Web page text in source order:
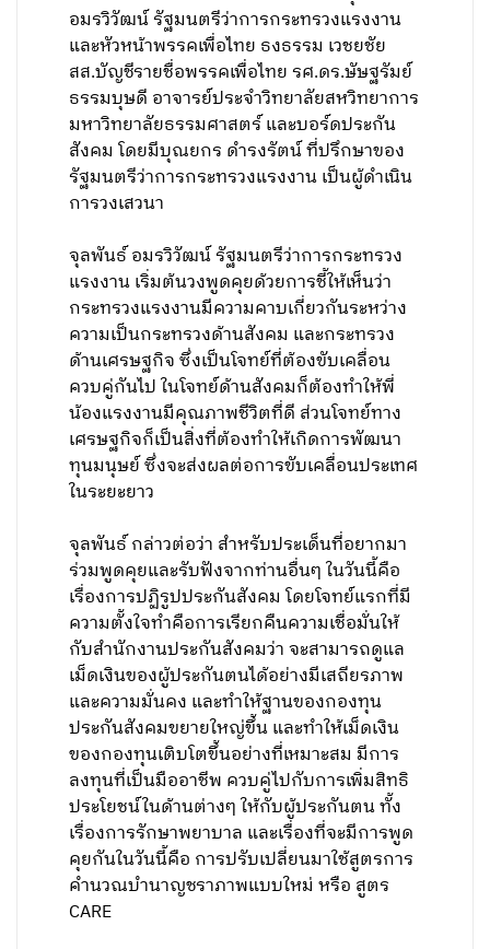
อมรวิวัฒน์ รัฐมนตรีว่าการกระทรวงแรงงาน
และหัวหน้าพรรคเพื่อไทย ธงธรรม เวชยชัย
สส.บัญชีรายชื่อพรรคเพื่อไทย รศ.ดร.ษัษฐรัมย์
ธรรมบุษดี อาจารย์ประจำวิทยาลัยสหวิทยาการ
มหาวิทยาลัยธรรมศาสตร์ และบอร์ดประกัน
สังคม โดยมีบุณยกร ดำรงรัตน์ ที่ปรึกษาของ
รัฐมนตรีว่าการกระทรวงแรงงาน เป็นผู้ดำเนิน
การวงเสวนา
จุลพันธ์ อมรวิวัฒน์ รัฐมนตรีว่าการกระทรวง
แรงงาน เริ่มต้นวงพูดคุยด้วยการชี้ให้เห็นว่า
กระทรวงแรงงานมีความคาบเกี่ยวกันระหว่าง
ความเป็นกระทรวงด้านสังคม และกระทรวง
ด้านเศรษฐกิจ ซึ่งเป็นโจทย์ที่ต้องขับเคลื่อน
ควบคู่กันไป ในโจทย์ด้านสังคมก็ต้องทำให้พี่
น้องแรงงานมีคุณภาพชีวิตที่ดี ส่วนโจทย์ทาง
เศรษฐกิจก็เป็นสิ่งที่ต้องทำให้เกิดการพัฒนา
ทุนมนุษย์ ซึ่งจะส่งผลต่อการขับเคลื่อนประเทศ
ในระยะยาว
จุลพันธ์ กล่าวต่อว่า สำหรับประเด็นที่อยากมา
ร่วมพูดคุยและรับฟังจากท่านอื่นๆ ในวันนี้คือ
เรื่องการปฏิรูปประกันสังคม โดยโจทย์แรกที่มี
ความตั้งใจทำคือการเรียกคืนความเชื่อมั่นให้
กับสำนักงานประกันสังคมว่า จะสามารถดูแล
เม็ดเงินของผู้ประกันตนได้อย่างมีเสถียรภาพ
และความมั่นคง และทำให้ฐานของกองทุน
ประกันสังคมขยายใหญ่ขึ้น และทำให้เม็ดเงิน
ของกองทุนเติบโตขึ้นอย่างที่เหมาะสม มีการ
ลงทุนที่เป็นมืออาชีพ ควบคู่ไปกับการเพิ่มสิทธิ
ประโยชน์ในด้านต่างๆ ให้กับผู้ประกันตน ทั้ง
เรื่องการรักษาพยาบาล และเรื่องที่จะมีการพูด
คุยกันในวันนี้คือ การปรับเปลี่ยนมาใช้สูตรการ
คำนวณบำนาญชราภาพแบบใหม่ หรือ สูตร
CARE